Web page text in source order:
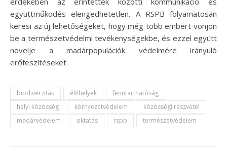
együttműködés elengedhetetlen. A RSPB folyamatosan
keresi az új lehetőségeket, hogy még több embert vonjon
be a természetvédelmi tevékenységekbe, és ezzel együtt
növelje a madárpopulációk védelmére irányuló
erőfeszítéseket.
biodiverzitás élőhelyek
fenntarthatóság
helyi közösség
környezetvédelem
közösségi részvétel
madárvédelem
oktatás rspb természetvédelem